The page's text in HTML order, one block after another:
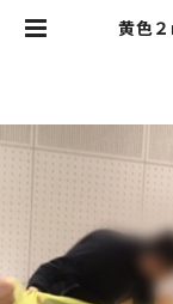
黄色